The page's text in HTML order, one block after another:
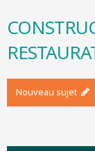
Nouveau sujet